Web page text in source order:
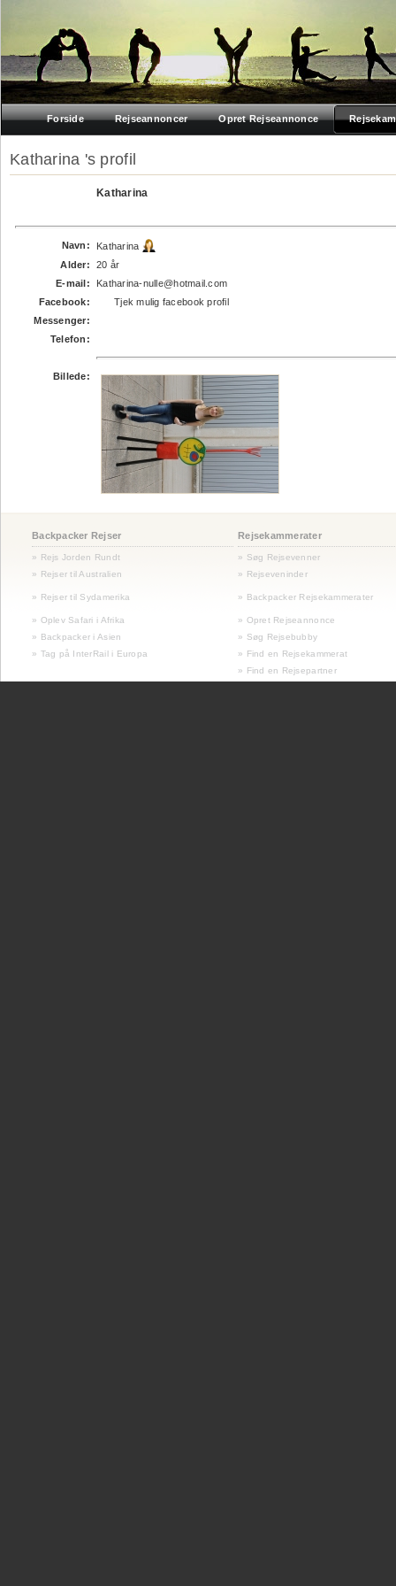
Forside Rejseannoncer Opret Rejseannonce
Katharina 's profil
Katharina
Navn:
Katharina
Alder:
20 år
E-mail:
Katharina-nulle@hotmail.com
Facebook:
Tjek mulig facebook profil
Messenger:
Telefon:
Billede:
Backpacker Rejser Rejsekammerater
» Rejs Jorden Rundt
» Søg Rejsevenner
» Rejser til Australien
» Rejseveninder
» Rejser til Sydamerika » Backpacker Rejsekammerater
» Oplev Safari i Afrika
» Opret Rejseannonce
» Backpacker i Asien
» Søg Rejsebubby
» Tag på InterRail i Europa
» Find en Rejsekammerat
» Find en Rejsepartner